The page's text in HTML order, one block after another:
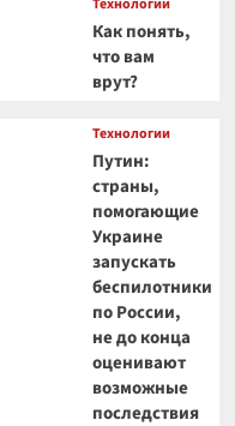
Технологии
Как понять,
что вам
врут?
Технологии
Путин:
страны,
помогающие
Украине
запускать
беспилотники
по России,
не до конца
оценивают
возможные
последствия